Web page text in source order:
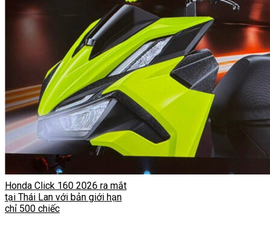
Honda Click 160 2026 ra mắt
tại Thái Lan với bản giới hạn
chỉ 500 chiếc